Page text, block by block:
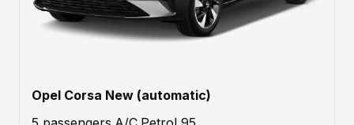
Opel Corsa New (automatic)